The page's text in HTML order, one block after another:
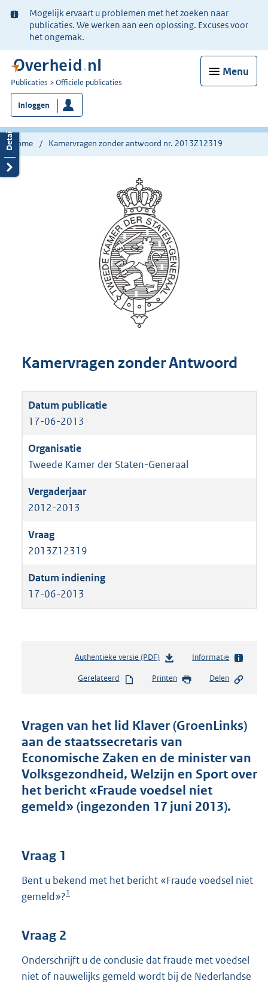
Ter
informatie:
Mogelijk ervaart u problemen met het zoeken naar
publicaties. We werken aan een oplossing. Excuses voor
het ongemak.
Menu
U
bent
nu
hier:
Publicaties Officiële publicaties
Inloggen
Home Kamervragen zonder antwoord nr. 2013Z12319
Kamervragen zonder Antwoord
17-06-2013
Tweede Kamer der Staten-Generaal
2012-2013
2013Z12319
17-06-2013
Authentieke versie (PDF)b
s
d
s
g
r
o
o
t
K
Informatie
Gerelateerd Printen Delen
Vragen van het lid Klaver (GroenLinks)
aan de staatssecretaris van
Economische Zaken en de minister van
Volksgezondheid, Welzijn en Sport over
het bericht «Fraude voedsel niet
gemeld» (ingezonden 17 juni 2013).
Vraag 1
Bent u bekend met het bericht «Fraude voedsel niet
gemeld»?1
Vraag 2
Onderschrijft u de conclusie dat fraude met voedsel
niet of nauwelijks gemeld wordt bij de Nederlandse